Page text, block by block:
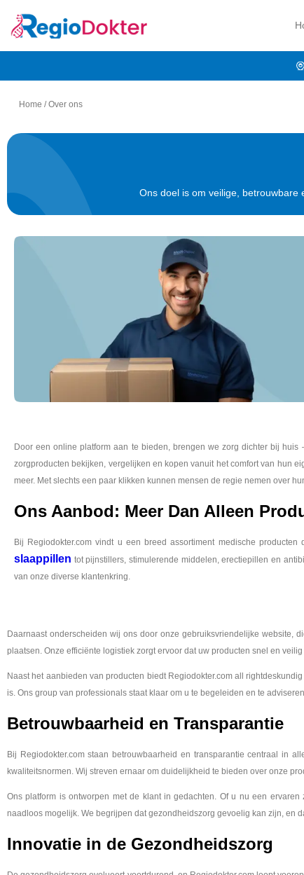
Home /Over ons
Ons doel is om veilige, betrouwbare
Door een online platform aan te bieden, brengen we zorg dichter bij
zorgproducten bekijken, vergelijken en kopen vanuit het comfort van hun
meer. Met slechts een paar klikken kunnen mensen de regie nemen over
Ons Aanbod: Meer Dan Alleen
Bij Regiodokter.com vindt u een breed assortiment medische
slaappillen tot pijnstillers, stimulerende middelen, erectiepillen en
van onze diverse klantenkring.
Daarnaast onderscheiden wij ons door onze gebruiksvriendelijke website,
plaatsen. Onze efficiënte logistiek zorgt ervoor dat uw producten snel en
Naast het aanbieden van producten biedt Regiodokter.com all
is. Ons group van professionals staat klaar om u te begeleiden en te
Betrouwbaarheid en Transparantie
Bij Regiodokter.com staan betrouwbaarheid en transparantie centraal in
kwaliteitsnormen. Wij streven ernaar om duidelijkheid te bieden over onze
Ons platform is ontworpen met de klant in gedachten. Of u nu een
naadloos mogelijk. We begrijpen dat gezondheidszorg gevoelig kan zijn, en
Innovatie in de Gezondheidszorg